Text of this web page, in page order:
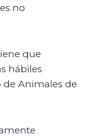
no
que
hábiles
de Animales de